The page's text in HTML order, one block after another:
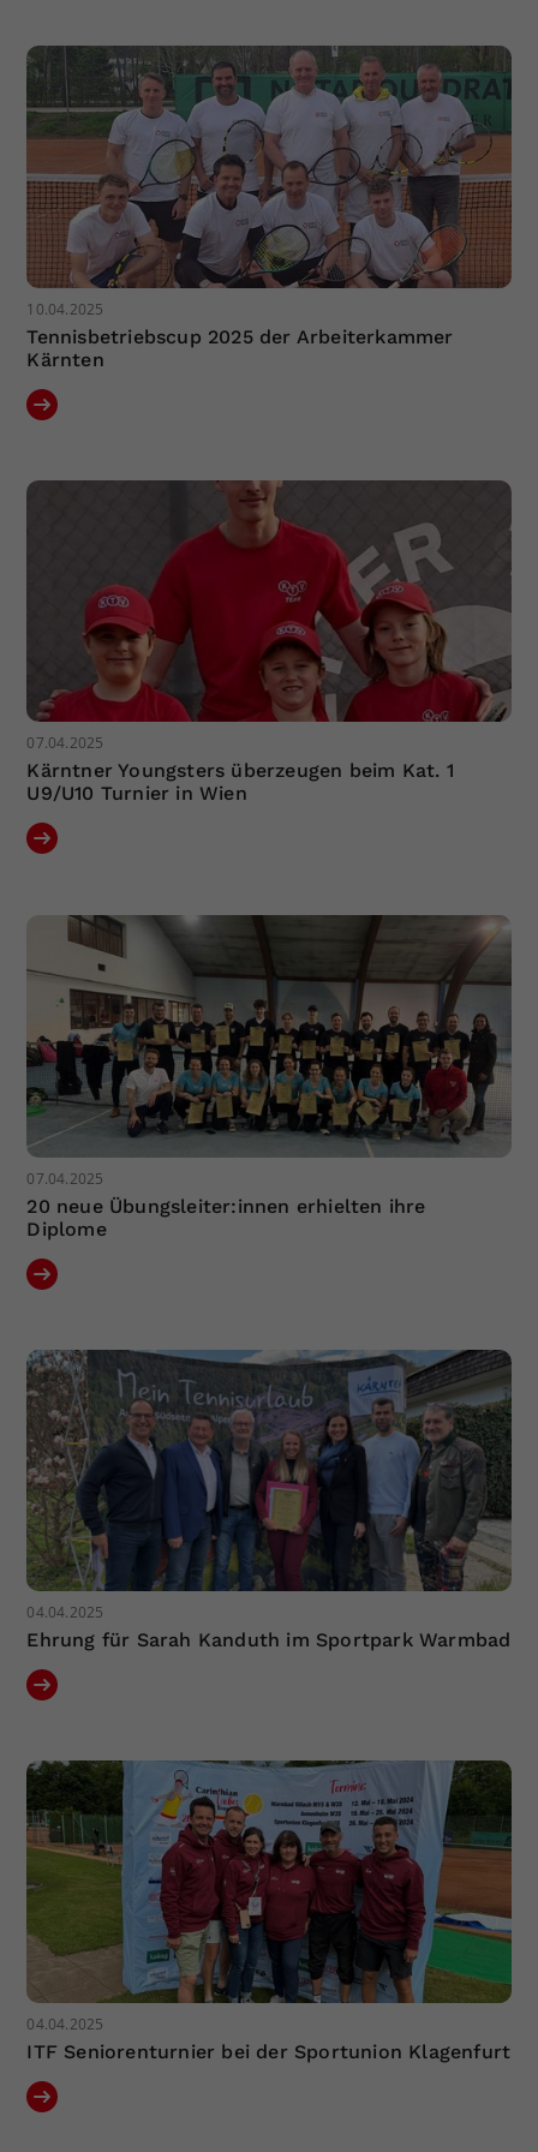
10.04.2025
Tennisbetriebscup 2025 der Arbeiterkammer
Kärnten
07.04.2025
Kärntner Youngsters überzeugen beim Kat. 1
U9/U10 Turnier in Wien
07.04.2025
20 neue Übungsleiter:innen erhielten ihre
Diplome
04.04.2025
Ehrung für Sarah Kanduth im Sportpark Warmbad
04.04.2025
ITF Seniorenturnier bei der Sportunion Klagenfurt
Zweck
Einstellungen. Unter anderem eine
zufällig generierte ID, für die
historische Speicherung Ihrer
vorgenommen Einstellungen, falls der
Webseiten-Betreiber dies eingestellt
hat.